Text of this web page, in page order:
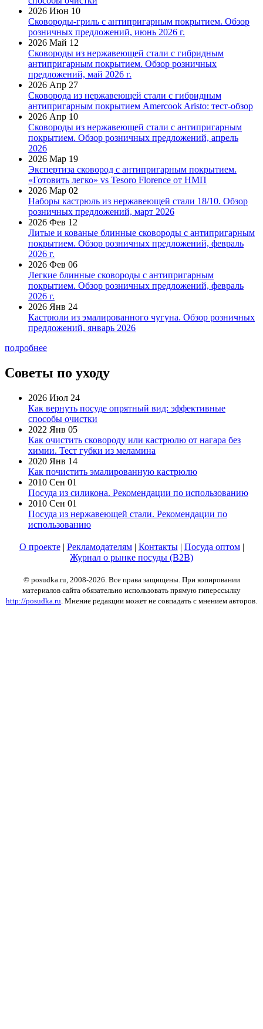
2026 Июн 10
Сковороды-гриль с антипригарным покрытием. Обзор
розничных предложений, июнь 2026 г.
2026 Май 12
Сковороды из нержавеющей стали с гибридным
антипригарным покрытием. Обзор розничных
предложений, май 2026 г.
2026 Апр 27
Сковорода из нержавеющей стали с гибридным
антипригарным покрытием Amercook Aristo: тест-обзор
2026 Апр 10
Сковороды из нержавеющей стали с антипригарным
покрытием. Обзор розничных предложений, апрель
2026
2026 Мар 19
Экспертиза сковород с антипригарным покрытием.
«Готовить легко» vs Tesoro Florence от НМП
2026 Мар 02
Наборы кастрюль из нержавеющей стали 18/10. Обзор
розничных предложений, март 2026
2026 Фев 12
Литые и кованые блинные сковороды с антипригарным
покрытием. Обзор розничных предложений, февраль
2026 г.
2026 Фев 06
Легкие блинные сковороды с антипригарным
покрытием. Обзор розничных предложений, февраль
2026 г.
2026 Янв 24
Кастрюли из эмалированного чугуна. Обзор розничных
предложений, январь 2026
подробнее
Советы по уходу
2026 Июл 24
Как вернуть посуде опрятный вид: эффективные
способы очистки
2022 Янв 05
Как очистить сковороду или кастрюлю от нагара без
химии. Тест губки из меламина
2020 Янв 14
Как почистить эмалированную кастрюлю
2010 Сен 01
Посуда из силикона. Рекомендации по использованию
2010 Сен 01
Посуда из нержавеющей стали. Рекомендации по
использованию
О проекте| Рекламодателям| Контакты| Посуда оптом|
Журнал о рынке посуды (B2B)
© posudka.ru, 2008-2026. Все права защищены. При копировании
материалов сайта обязательно использовать прямую гиперссылку
http://posudka.ru. Мнение редакции может не совпадать с мнением авторов.